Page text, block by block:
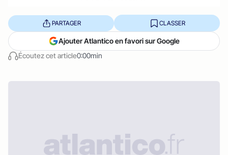
Écoutez cet article0:00min
PARTAGER CLASSER
Ajouter Atlantico en favori sur Google